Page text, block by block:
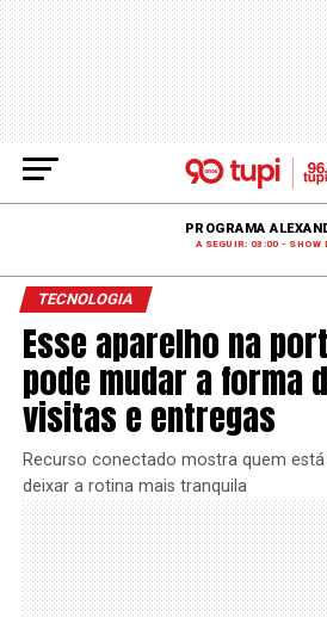
PROGRAMA
A SEGUIR: 03:00 - SHOW
TECNOLOGIA
Esse aparelho na
pode mudar a forma
visitas e entregas
Recurso conectado mostra quem
deixar a rotina mais tranquila